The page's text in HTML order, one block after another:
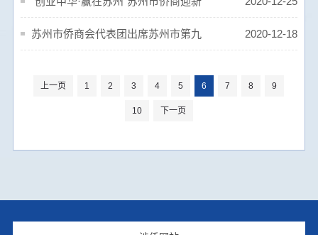
会燃情绽放！
苏州市侨商会代表团出席苏州市第九 2020-12-18
上一页 1 2 3 4 5 6 7 8 9
10 下一页